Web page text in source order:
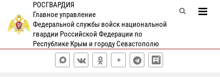
РОСГВАРДИЯ
Главное управление
Федеральной службы войск национальной
гвардии Российской Федерации по
Республике Крым и городу Севастополю